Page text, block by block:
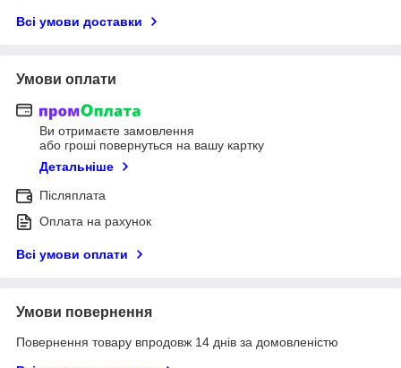
Всі умови доставки
Умови оплати
Ви отримаєте замовлення
або гроші повернуться на вашу картку
Детальніше
Післяплата
Оплата на рахунок
Всі умови оплати
Умови повернення
Повернення товару впродовж 14 днів за домовленістю